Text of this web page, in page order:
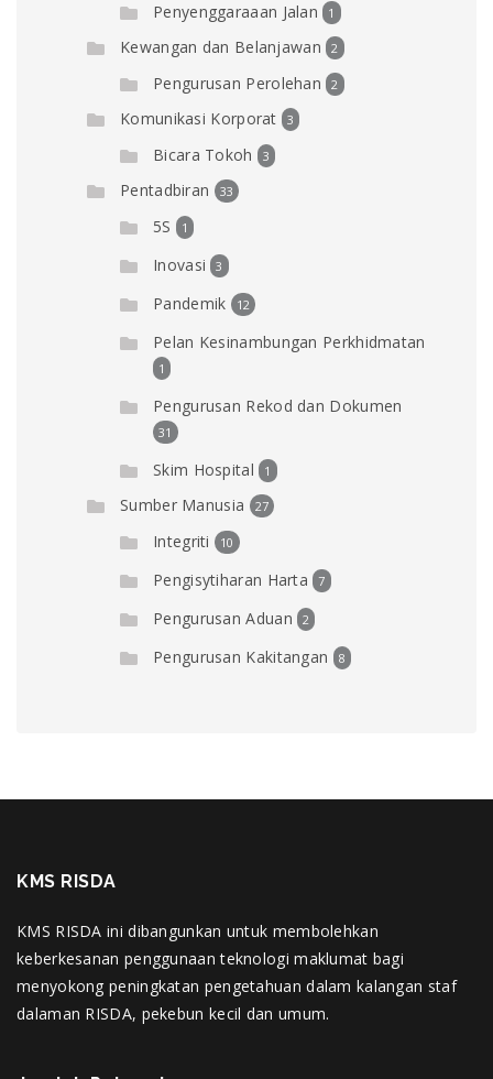
Penyenggaraaan Jalan 1
Kewangan dan Belanjawan 2
Pengurusan Perolehan 2
Komunikasi Korporat 3
Bicara Tokoh 3
Pentadbiran 33
5S 1
Inovasi 3
Pandemik 12
Pelan Kesinambungan Perkhidmatan
1
Pengurusan Rekod dan Dokumen
31
Skim Hospital 1
Sumber Manusia 27
Integriti 10
Pengisytiharan Harta 7
Pengurusan Aduan 2
Pengurusan Kakitangan 8
KMS RISDA
KMS RISDA ini dibangunkan untuk membolehkan
keberkesanan penggunaan teknologi maklumat bagi
menyokong peningkatan pengetahuan dalam kalangan staf
dalaman RISDA, pekebun kecil dan umum.